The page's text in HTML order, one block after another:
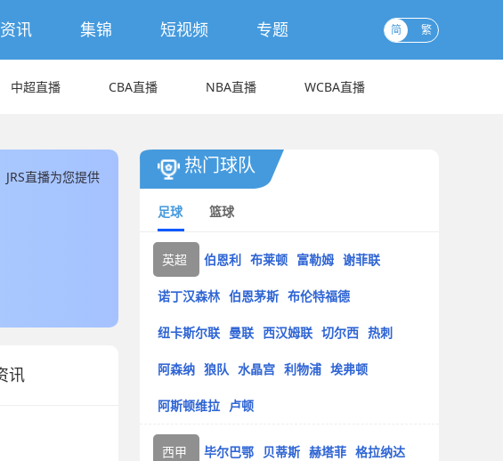
资讯 集锦 短视频 专题 简 繁
中超直播 CBA直播 NBA直播 WCBA直播
直播为您提供
队直播数据。
讯
热门球队
足球 篮球
英超 伯恩利 布莱顿 富勒姆 谢菲联
诺丁汉森林 伯恩茅斯 布伦特福德
纽卡斯尔联 曼联 西汉姆联 切尔西 热刺
阿森纳 狼队 水晶宫 利物浦 埃弗顿
阿斯顿维拉 卢顿
西甲 毕尔巴鄂 贝蒂斯 赫塔菲 格拉纳达